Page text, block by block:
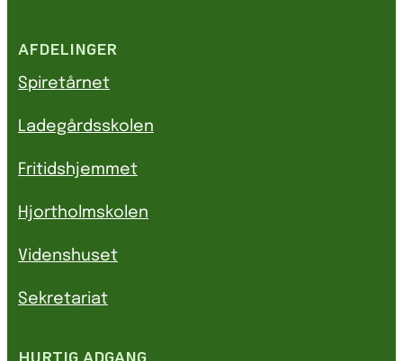
AFDELINGER
Spiretårnet
Ladegårdsskolen
Fritidshjemmet
Hjortholmskolen
Videnshuset
Sekretariat